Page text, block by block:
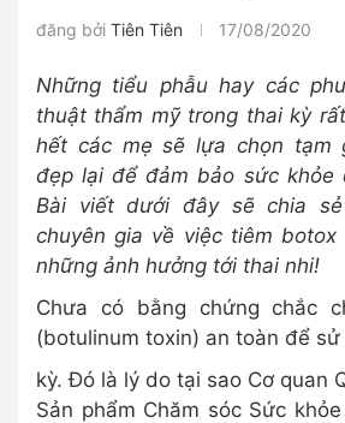
đăng bởi Tiên Tiên 17/08/2020
Những tiểu phẫu hay các
thuật thẩm mỹ trong thai kỳ
hết các mẹ sẽ lựa chọn tạm
đẹp lại để đảm bảo sức khỏe
Bài viết dưới đây sẽ chia
chuyên gia về việc tiêm
những ảnh hưởng tới thai nhi!
Chưa có bằng chứng chắc
(botulinum toxin) an toàn để
kỳ. Đó là lý do tại sao Cơ quan
Sản phẩm Chăm sóc Sức